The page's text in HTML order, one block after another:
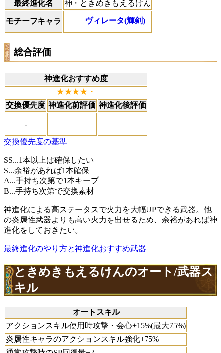
最終進化名 神・ときめきもえるけん
モチーフキャラ ヴィレータ(輝剣)
総合評価
神進化おすすめ度
★★★★・
交換優先度 神進化前評価 神進化後評価
-
交換優先度の基準
SS...1本以上は確保したい
S...余裕があれば1本確保
A...手持ち次第で1本キープ
B...手持ち次第で交換素材
神進化による高ステータスで火力を大幅UPできる武器。他
の炎属性武器よりも高い火力を出せるため、余裕があれば神
進化をしておきたい。
最終進化のやり方と神進化おすすめ武器
ときめきもえるけんのオート/武器ス
キル
オートスキル
アクションスキル使用時攻撃・会心+15%(最大75%)
炎属性キャラのアクションスキル強化+75%